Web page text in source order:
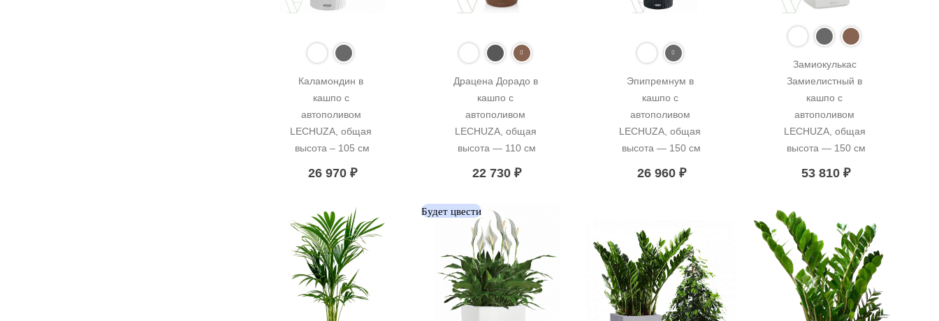
Каламондин в
кашпо с
автополивом
LECHUZA, общая
высота – 105 см
26 970 ₽
Драцена Дорадо в
кашпо с
автополивом
LECHUZA, общая
высота — 110 см
22 730₽
Эпипремнум в
кашпо с
автополивом
LECHUZA, общая
высота — 150 см
26 960 ₽
Замиокулькас
Замиелистный в
кашпо с
автополивом
LECHUZA, общая
высота — 150 см
53 810₽
Будет цвести